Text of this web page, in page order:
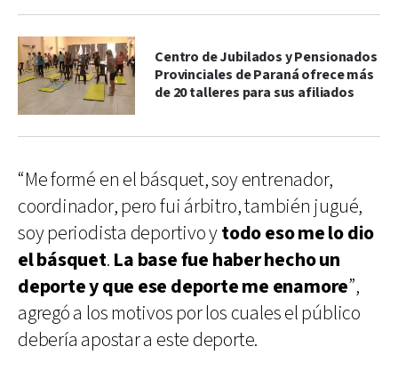
Centro de Jubilados y Pensionados
Provinciales de Paraná ofrece más
de 20 talleres para sus afiliados
“Me formé en el básquet, soy entrenador,
coordinador, pero fui árbitro, también jugué,
soy periodista deportivo ytodo eso me lo dio
el básquet. La base fue haber hecho un
deporte y que ese deporte me enamore”,
agregó a los motivos por los cuales el público
debería apostar a este deporte.